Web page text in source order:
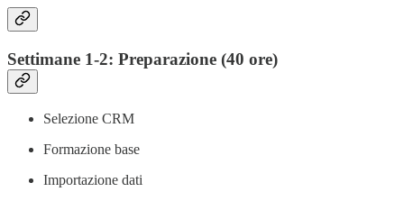
Settimane 1-2: Preparazione (40 ore)
Selezione CRM
Formazione base
Importazione dati